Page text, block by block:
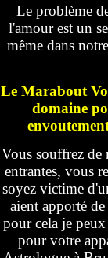
Le problème
l'amour est un
même dans
Le Marabout
domaine
Vous souffrez de
entrantes, vous
soyez victime
aient apporté
pour cela je
pour votre